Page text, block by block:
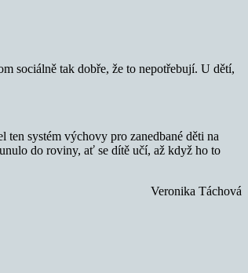
sociálně tak dobře, že to nepotřebují. U dětí,
systém výchovy pro zanedbané děti na
do roviny, ať se dítě učí, až když ho to
Veronika Táchová